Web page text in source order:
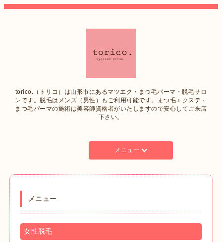
torico.（トリコ）は山形市にあるマツエク・まつ毛パーマ・脱毛サロ
ンです。脱毛はメンズ（男性）もご利用可能です。まつ毛エクステ・
まつ毛パーマの施術は美容師資格者がいたしますので安心してご来店
下さい。
メニュー
メニュー
女性脱毛